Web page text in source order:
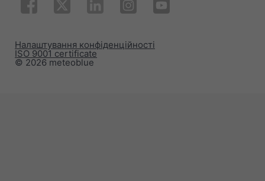
© 2026 meteoblue
ISO 9001 certificate
Налаштування конфіденційності